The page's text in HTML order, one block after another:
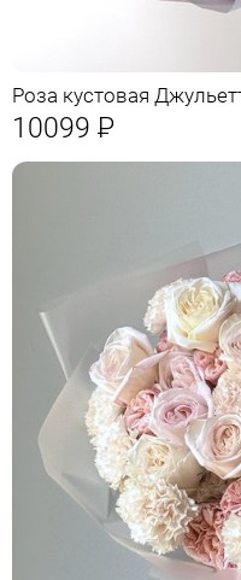
Роза кустовая
10099 Р